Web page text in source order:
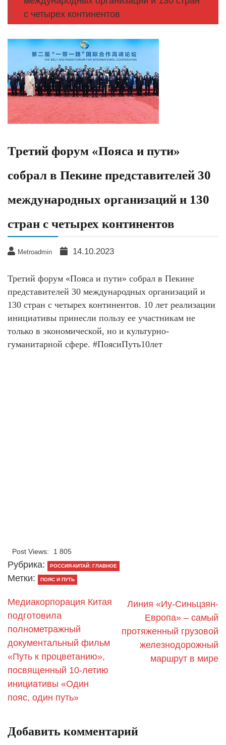
с четырех континентов
Третий форум «Пояса и пути»
собрал в Пекине представителей 30
международных организаций и 130
стран с четырех континентов
Metroadmin 14.10.2023
Третий форум «Пояса и пути» собрал в Пекине
представителей 30 международных организаций и
130 стран с четырех континентов. 10 лет реализации
инициативы принесли пользу ее участникам не
только в экономической, но и культурно-
гуманитарной сфере. #ПоясиПуть10лет
Post Views: 1 805
Рубрика: РОССИЯ-КИТАЙ: ГЛАВНОЕ
Метки: ПОЯС И ПУТЬ
Медиакорпорация Китая
подготовила
полнометражный
документальный фильм
«Путь к процветанию»,
посвященный 10-летию
инициативы «Один
пояс, один путь»
Линия «Иу-Синьцзян-
Европа» – самый
протяженный грузовой
железнодорожный
маршрут в мире
Добавить комментарий